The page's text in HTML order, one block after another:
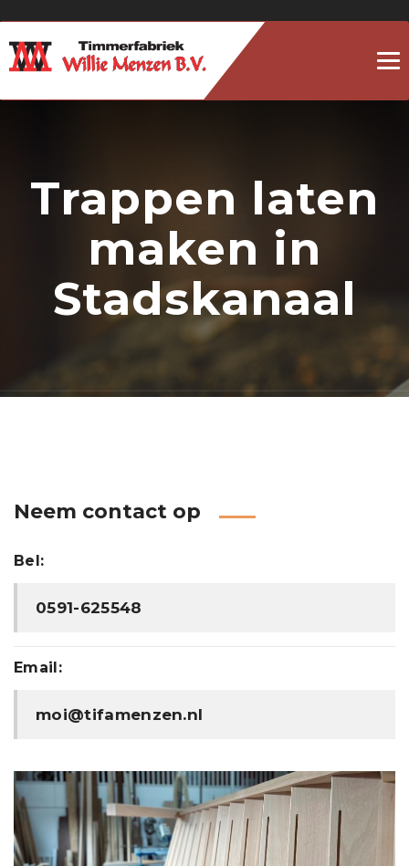
Trappen laten
maken in
Stadskanaal
Neem contact op
Bel:
0591-625548
Email:
moi@tifamenzen.nl